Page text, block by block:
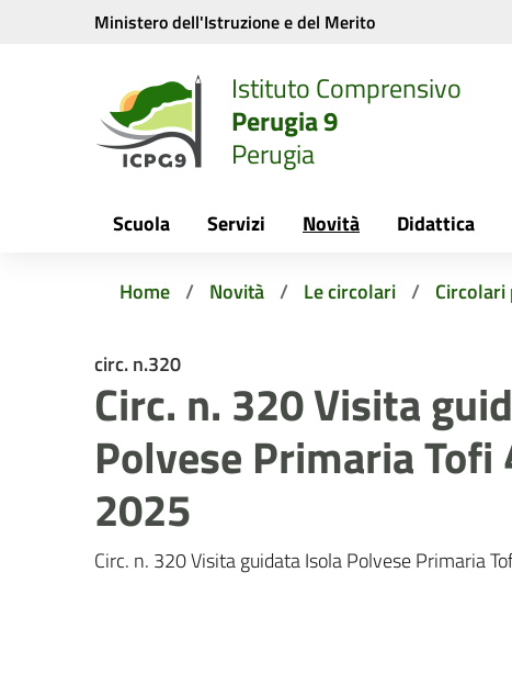
Vai ai contenuti
Vai al menu di navigazione
Ministero dell'Istruzione e del Merito
Istituto Comprensivo
Perugia 9
Perugia
Scuola Servizi Novità Didattica
Home Novità Le circolari
circ. n.320
Circ. n. 320 Visita
Polvese Primaria
2025
Circ. n. 320 Visita guidata Isola Polvese Primaria